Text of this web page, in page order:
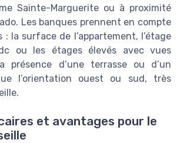
Sainte-Marguerite ou à proximité
Les banques prennent en compte
: la surface de l’appartement, l’étage
ou les étages élevés avec vues
présence d’une terrasse ou d’un
l’orientation ouest ou sud, très
et avantages pour le